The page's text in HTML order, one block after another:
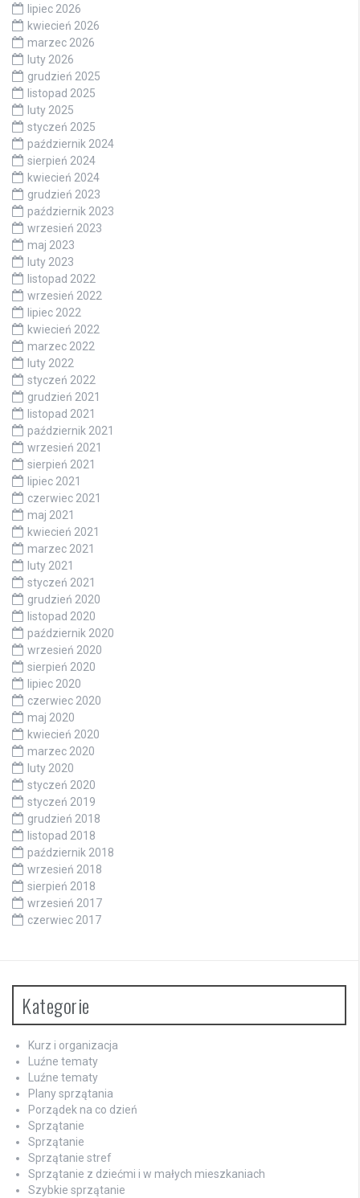
lipiec 2026
kwiecień 2026
marzec 2026
luty 2026
grudzień 2025
listopad 2025
luty 2025
styczeń 2025
październik 2024
sierpień 2024
kwiecień 2024
grudzień 2023
październik 2023
wrzesień 2023
maj 2023
luty 2023
listopad 2022
wrzesień 2022
lipiec 2022
kwiecień 2022
marzec 2022
luty 2022
styczeń 2022
grudzień 2021
listopad 2021
październik 2021
wrzesień 2021
sierpień 2021
lipiec 2021
czerwiec 2021
maj 2021
kwiecień 2021
marzec 2021
luty 2021
styczeń 2021
grudzień 2020
listopad 2020
październik 2020
wrzesień 2020
sierpień 2020
lipiec 2020
czerwiec 2020
maj 2020
kwiecień 2020
marzec 2020
luty 2020
styczeń 2020
styczeń 2019
grudzień 2018
listopad 2018
październik 2018
wrzesień 2018
sierpień 2018
wrzesień 2017
czerwiec 2017
Kategorie
Kurz i organizacja
Luźne tematy
Luźne tematy
Plany sprzątania
Porządek na co dzień
Sprzątanie
Sprzątanie
Sprzątanie stref
Sprzątanie z dziećmi i w małych mieszkaniach
Szybkie sprzątanie